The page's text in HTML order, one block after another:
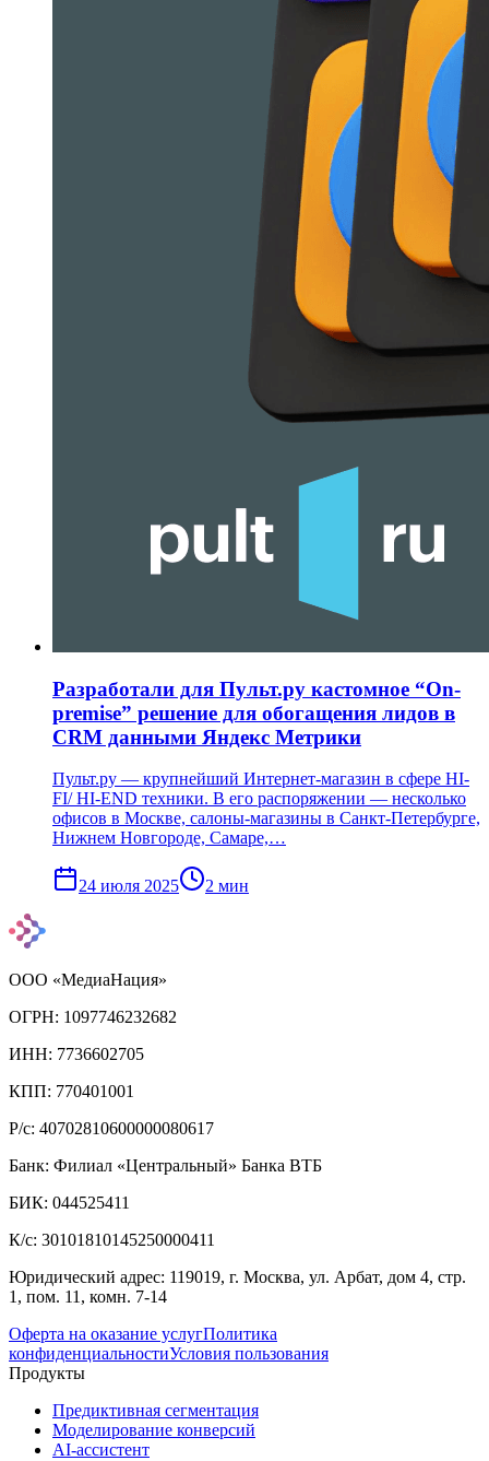
Разработали для Пульт.ру кастомное “On-
premise” решение для обогащения лидов в
CRM данными Яндекс Метрики
Пульт.ру — крупнейший Интернет-магазин в сфере HI-
FI/ HI-END техники. В его распоряжении ― несколько
офисов в Москве, салоны-магазины в Санкт-Петербурге,
Нижнем Новгороде, Самаре,…
24 июля 2025 2 мин
ООО «МедиаНация»
ОГРН: 1097746232682
ИНН: 7736602705
КПП: 770401001
Р/с: 40702810600000080617
Банк: Филиал «Центральный» Банка ВТБ
БИК: 044525411
К/с: 30101810145250000411
Юридический адрес: 119019, г. Москва, ул. Арбат, дом 4, стр.
1, пом. 11, комн. 7-14
Оферта на оказание услугПолитика
конфиденциальностиУсловия пользования
Продукты
Предиктивная сегментация
Моделирование конверсий
AI-ассистент